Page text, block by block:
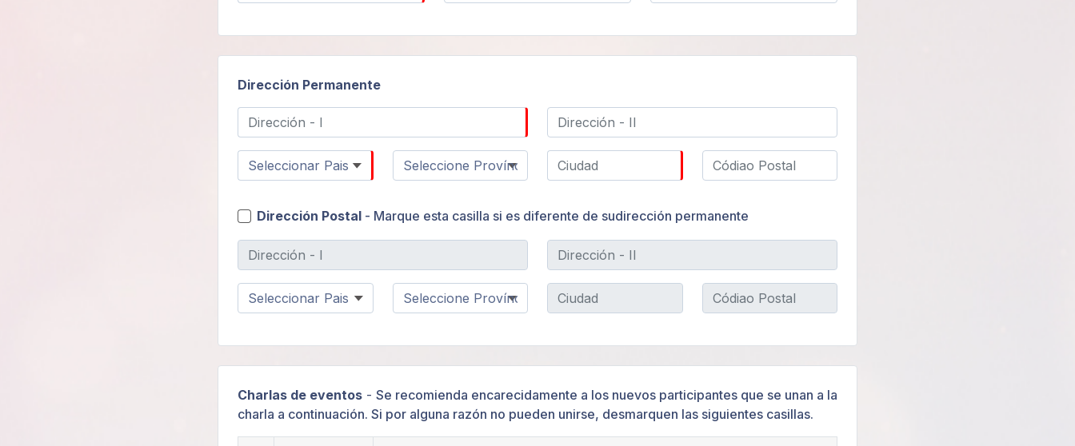
Dirección Permanente
Dirección Postal - Marque esta casilla si es diferente de sudirección permanente
Charlas de eventos - Se recomienda encarecidamente a los nuevos participantes que se unan a la
charla a continuación. Si por alguna razón no pueden unirse, desmarquen las siguientes casillas.